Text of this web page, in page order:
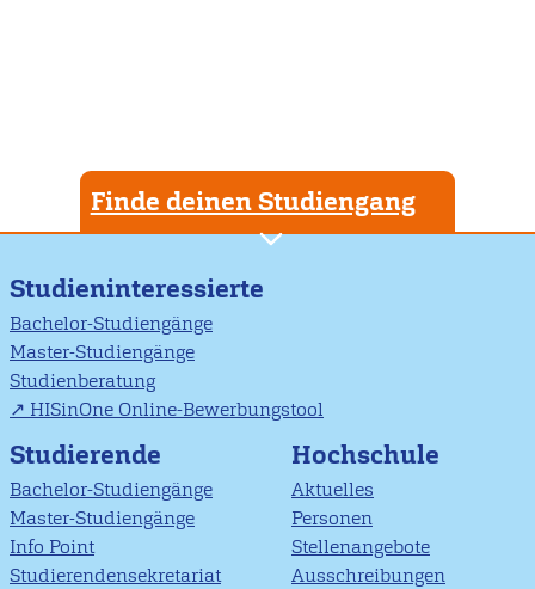
Finde deinen Studiengang
Studieninteressierte
Bachelor-Studiengänge
Master-Studiengänge
Studienberatung
HISinOne Online-Bewerbungstool
Studierende
Bachelor-Studiengänge
Master-Studiengänge
Info Point
Studierendensekretariat
Hochschule
Aktuelles
Personen
Stellenangebote
Ausschreibungen